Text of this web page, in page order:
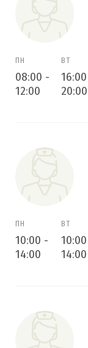
ПН
08:00 -
12:00
ВТ
16:00
20:00
ПН
10:00 -
14:00
ВТ
10:00
14:00